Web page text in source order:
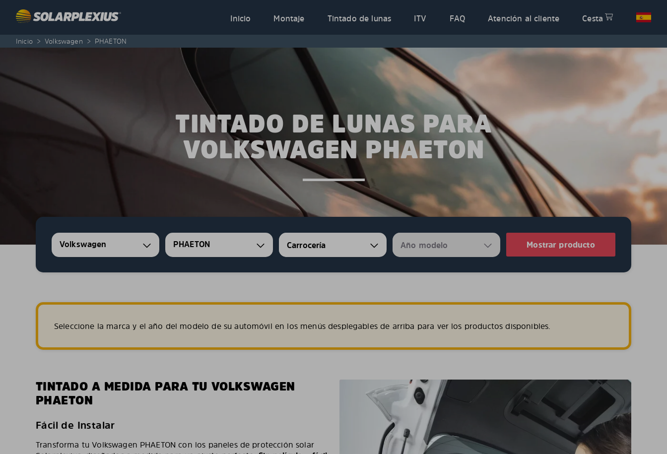
Inicio
Montaje Tintado de lunas ITV FAQ Atención al cliente Cesta
Inicio > Volkswagen > PHAETON
TINTADO DE LUNAS PARA
VOLKSWAGEN PHAETON
Volkswagen PHAETON Mostrar producto
Seleccione la marca y el año del modelo de su automóvil en los menús desplegables de arriba para ver los productos disponibles.
TINTADO A MEDIDA PARA TU VOLKSWAGEN
PHAETON
Fácil de Instalar
Transforma tu Volkswagen PHAETON con los paneles de protección solar